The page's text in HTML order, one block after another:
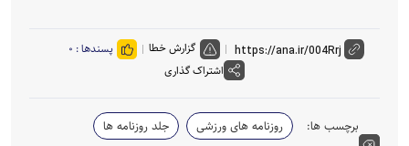
گزارش خطا پسندها : ۰
اشتراک گذاری
برچسب ها: روزنامه های ورزشی
جلد روزنامه ها